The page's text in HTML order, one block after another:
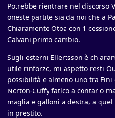
Potrebbe rientrare nel discorso
oneste partite sia da noi che a
Chiaramente Otoa con 1
Calvani primo cambio.
Sugli esterni Ellertsson è
utile rinforzo, mi aspetto resti
possibilità e almeno uno tra
Norton-Cuffy fatico a contarlo
maglia e galloni a destra, a
in prestito.